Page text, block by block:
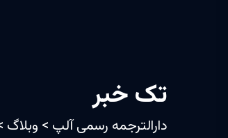
تک خبر
دارالترجمه رسمی آلپ > وبلاگ